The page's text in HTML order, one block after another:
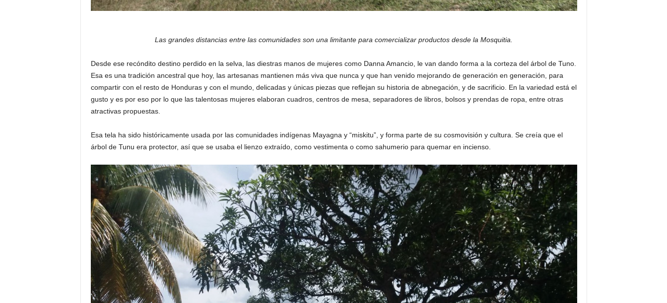
Las grandes distancias entre las comunidades son una limitante para comercializar productos desde la Mosquitia.
Desde ese recóndito destino perdido en la selva, las diestras manos de mujeres como Danna Amancio, le van dando forma a la corteza del árbol de Tuno.
Esa es una tradición ancestral que hoy, las artesanas mantienen más viva que nunca y que han venido mejorando de generación en generación, para
compartir con el resto de Honduras y con el mundo, delicadas y únicas piezas que reflejan su historia de abnegación, y de sacrificio. En la variedad está el
gusto y es por eso por lo que las talentosas mujeres elaboran cuadros, centros de mesa, separadores de libros, bolsos y prendas de ropa, entre otras
atractivas propuestas.
Esa tela ha sido históricamente usada por las comunidades indígenas Mayagna y “miskitu”, y forma parte de su cosmovisión y cultura. Se creía que el
árbol de Tunu era protector, así que se usaba el lienzo extraído, como vestimenta o como sahumerio para quemar en incienso.